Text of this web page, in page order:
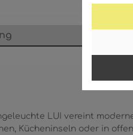
LUI vereint
Kücheninseln oder in